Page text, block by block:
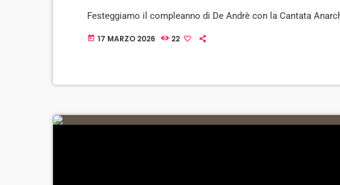
Festeggiamo il compleanno di De Andrè con la Cantata
today 17 MARZO 2026 22